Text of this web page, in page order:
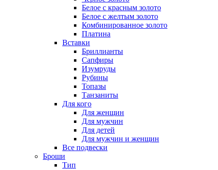
Белое с красным золото
Белое с желтым золото
Комбинированное золото
Платина
Вставки
Бриллианты
Сапфиры
Изумруды
Рубины
Топазы
Танзаниты
Для кого
Для женщин
Для мужчин
Для детей
Для мужчин и женщин
Все подвески
Броши
Тип